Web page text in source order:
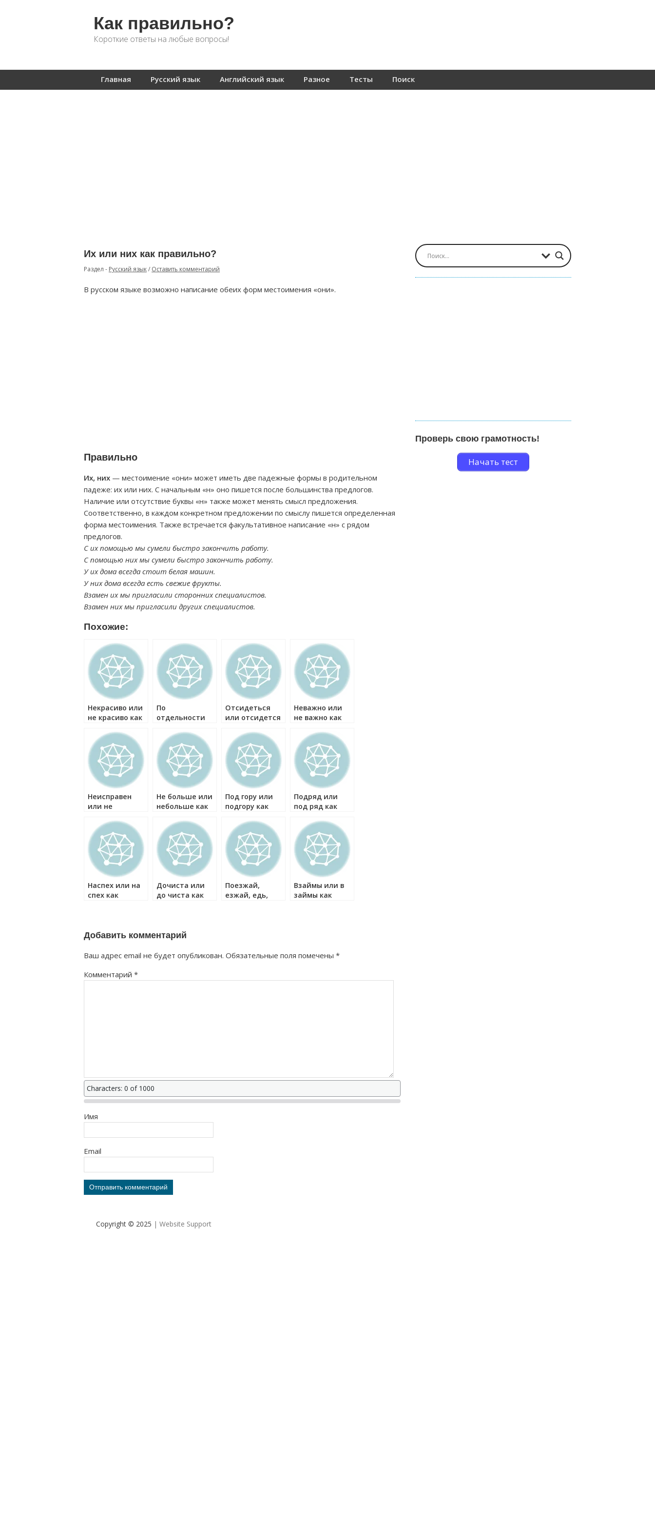
Как правильно?
Короткие ответы на любые вопросы!
Главная Русский язык Английский язык Разное Тесты Поиск
Их или них как правильно?
Раздел - Русский язык/ Оставить комментарий
В русском языке возможно написание обеих форм местоимения «они».
Правильно
Их, них — местоимение «они» может иметь две падежные формы в родительном
падеже: их или них. С начальным «н» оно пишется после большинства предлогов.
Наличие или отсутствие буквы «н» также может менять смысл предложения.
Соответственно, в каждом конкретном предложении по смыслу пишется определенная
форма местоимения. Также встречается факультативное написание «н» с рядом
предлогов.
С их помощью мы сумели быстро закончить работу.
С помощью них мы сумели быстро закончить работу.
У их дома всегда стоит белая машин.
У них дома всегда есть свежие фрукты.
Взамен их мы пригласили сторонних специалистов.
Взамен них мы пригласили других специалистов.
Похожие:
Некрасиво или
не красиво как
По
отдельности
поотдельности
как правильно?
Отсидеться
или отсидется
Неважно или
не важно как
Неисправен
или не
правильно?
Не больше или
небольше как
Под гору или
подгору как
Подряд или
под ряд как
Наспех или на
спех как
Дочиста или
до чиста как
Поезжай,
езжай, едь,
Взаймы или в
займы как
Добавить комментарий
Ваш адрес email не будет опубликован. Обязательные поля помечены *
Комментарий *
Characters: 0 of 1000
Имя
Email
Проверь свою грамотность!
Начать тест
Copyright © 2025 | Website Support